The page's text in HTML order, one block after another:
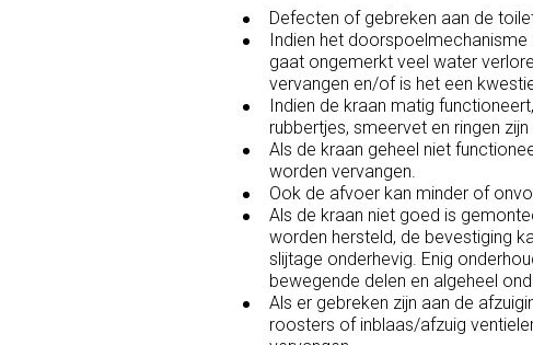
Defecten of gebreken aan de
Indien het
gaat ongemerkt veel water
vervangen en/of is het een
Indien de kraan matig
rubbertjes, smeervet en ringen
Als de kraan geheel niet
worden vervangen.
Ook de afvoer kan minder of
Als de kraan niet goed is
worden hersteld, de bevestiging
slijtage onderhevig. Enig
bewegende delen en algeheel
Als er gebreken zijn aan de
roosters of inblaas/afzuig